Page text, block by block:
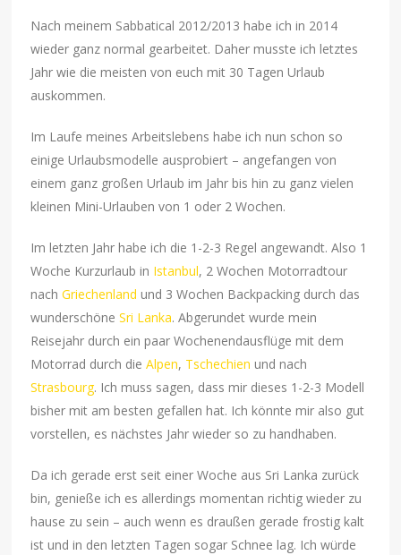
Nach meinem Sabbatical 2012/2013 habe ich in 2014
wieder ganz normal gearbeitet. Daher musste ich letztes
Jahr wie die meisten von euch mit 30 Tagen Urlaub
auskommen.
Im Laufe meines Arbeitslebens habe ich nun schon so
einige Urlaubsmodelle ausprobiert – angefangen von
einem ganz großen Urlaub im Jahr bis hin zu ganz vielen
kleinen Mini-Urlauben von 1 oder 2 Wochen.
Im letzten Jahr habe ich die 1-2-3 Regel angewandt. Also 1
Woche Kurzurlaub in Istanbul, 2 Wochen Motorradtour
nachGriechenland und 3 Wochen Backpacking durch das
wunderschöneSri Lanka. Abgerundet wurde mein
Reisejahr durch ein paar Wochenendausflüge mit dem
Motorrad durch dieAlpen, Tschechien und nach
Strasbourg. Ich muss sagen, dass mir dieses 1-2-3 Modell
bisher mit am besten gefallen hat. Ich könnte mir also gut
vorstellen, es nächstes Jahr wieder so zu handhaben.
Da ich gerade erst seit einer Woche aus Sri Lanka zurück
bin, genieße ich es allerdings momentan richtig wieder zu
hause zu sein – auch wenn es draußen gerade frostig kalt
ist und in den letzten Tagen sogar Schnee lag. Ich würde